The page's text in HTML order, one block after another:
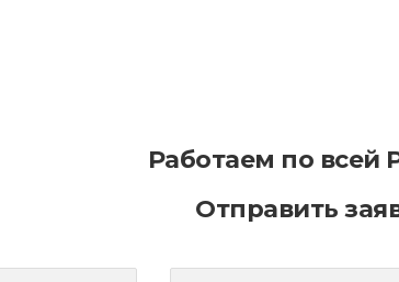
Работаем по всей
Отправить